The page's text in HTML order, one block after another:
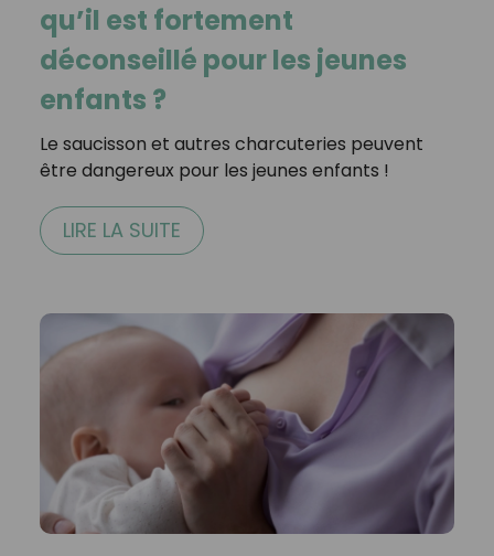
qu’il est fortement
déconseillé pour les jeunes
enfants ?
Le saucisson et autres charcuteries peuvent
être dangereux pour les jeunes enfants !
LIRE LA SUITE